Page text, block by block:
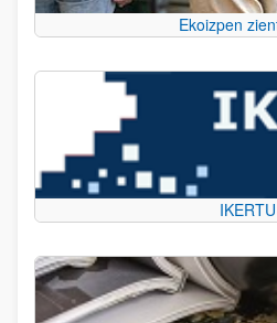
Ekoizpen
IKERTU